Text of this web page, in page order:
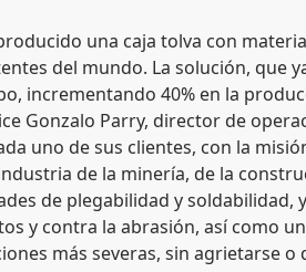
una caja tolva con
del mundo. La solución, que
incrementando 40% en la
Gonzalo Parry, director de
uno de sus clientes, con la
de la minería, de la
de plegabilidad y
y contra la abrasión, así como
más severas, sin agrietarse